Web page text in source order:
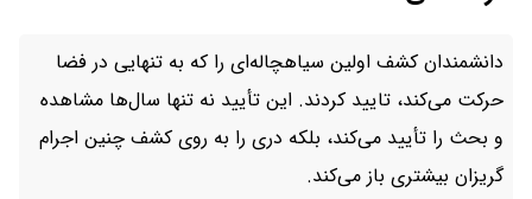
دانشمندان کشف اولین سیاهچاله‌ای را که به تنهایی در فضا
حرکت می‌کند، تایید کردند. این تأیید نه تنها سال‌ها مشاهده
و بحث را تأیید می‌کند، بلکه دری را به روی کشف چنین اجرام
گریزان بیشتری باز می‌کند.